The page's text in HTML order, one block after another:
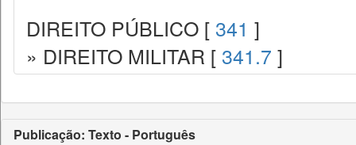
DIREITO PÚBLICO [ 341 ]
» DIREITO MILITAR [ 341.7 ]
Publicação: Texto - Português